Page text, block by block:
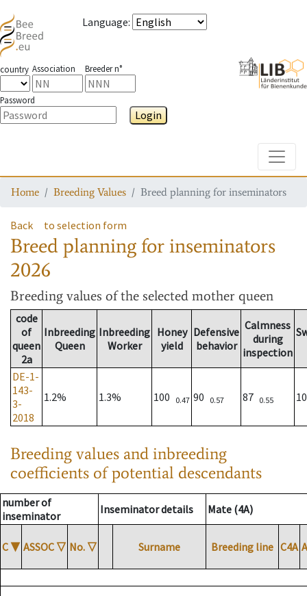
Language:
country Association Breeder n°
Password
Login
Home Breeding Values Breed planning for inseminators
Back to selection form
Breed planning for inseminators
2026
Breeding values of the selected mother queen
code
of
queen
2a
Inbreeding
Queen
Inbreeding
Worker
Honey
yield
Defensive
behavior
Calmness
during
inspection
DE-1-
143-
3-
2018
1.2% 1.3% 100 0.47 90 0.57 87 0.55
Breeding values and inbreeding
coefficients of potential descendants
number of
inseminator
Inseminator details Mate (4A)
C ▼ ASSOC ▽ No. ▽ Surname Breeding line C4A